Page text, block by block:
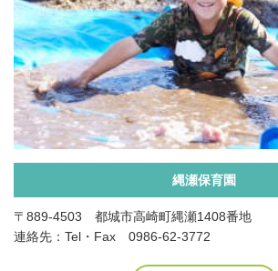
縄瀬保育園
〒889-4503 都城市高崎町縄瀬1408番地
連絡先：Tel・Fax 0986-62-3772